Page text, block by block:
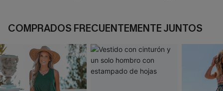
COMPRADOS FRECUENTEMENTE JUNTOS